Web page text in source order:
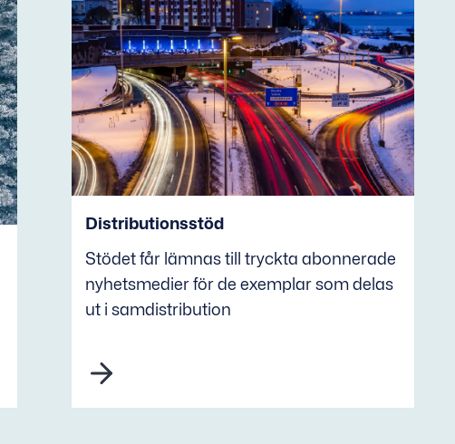
Distributionsstöd
Stödet får lämnas till tryckta abonnerade
nyhetsmedier för de exemplar som delas
ut i samdistribution